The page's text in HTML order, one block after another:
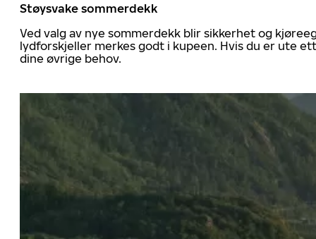
Støysvake sommerdekk
Ved valg av nye sommerdekk blir sikkerhet og
lydforskjeller merkes godt i kupeen. Hvis du er ute
dine øvrige behov.